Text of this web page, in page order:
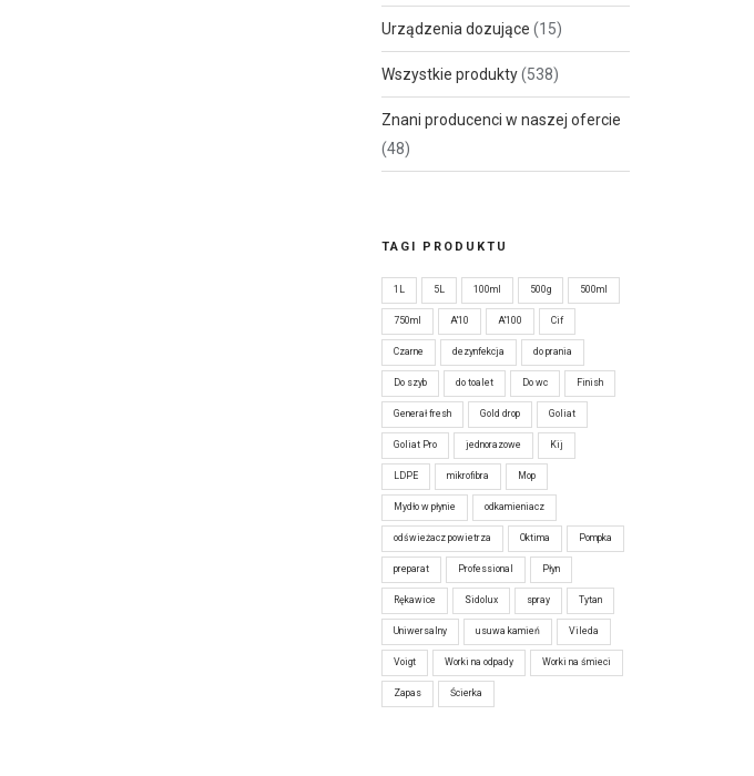
Urządzenia dozujące (15)
Wszystkie produkty(538)
Znani producenci w naszej ofercie
(48)
TAGI PRODUKTU
1L 5L 100ml 500g 500ml
750ml A'10 A'100 Cif
Czarne dezynfekcja do prania
Do szyb do toalet Do wc Finish
Generał fresh Gold drop Goliat
Goliat Pro jednorazowe Kij
LDPE mikrofibra Mop
Mydło w płynie odkamieniacz
odświeżacz powietrza Oktima Pompka
preparat Professional Płyn
Rękawice Sidolux spray Tytan
Uniwersalny usuwa kamień Vileda
Voigt Worki na odpady Worki na śmieci
Zapas Ścierka